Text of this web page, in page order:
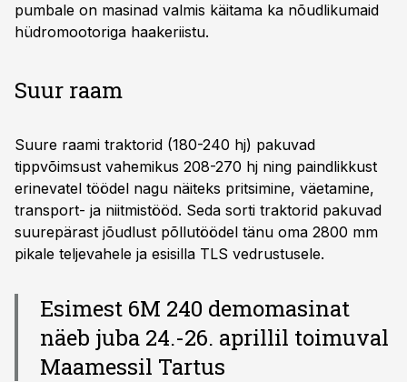
pumbale on masinad valmis käitama ka nõudlikumaid
hüdromootoriga haakeriistu.
Suur raam
Suure raami traktorid (180-240 hj) pakuvad
tippvõimsust vahemikus 208-270 hj ning paindlikkust
erinevatel töödel nagu näiteks pritsimine, väetamine,
transport- ja niitmistööd. Seda sorti traktorid pakuvad
suurepärast jõudlust põllutöödel tänu oma 2800 mm
pikale teljevahele ja esisilla TLS vedrustusele.
Esimest 6M 240 demomasinat
näeb juba 24.-26. aprillil toimuval
Maamessil Tartus